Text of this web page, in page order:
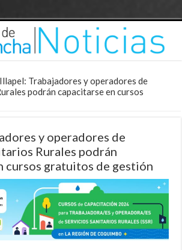
Illapel: Trabajadores y operadores de
podrán capacitarse en cursos
y operadores de
Rurales podrán
cursos gratuitos de gestión